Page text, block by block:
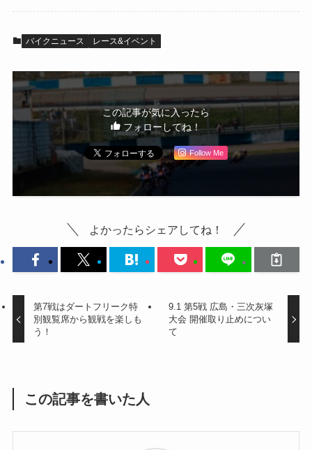
バイクニュース レース&イベント
この記事が気に入ったら
フォローしてね！
Follow Me
よかったらシェアしてね！
第7戦はダートフリーク特
別観覧席から観戦を楽しも
う！
9.1 第5戦 広島・三次灰塚
大会 開催取り止めについ
て
この記事を書いた人